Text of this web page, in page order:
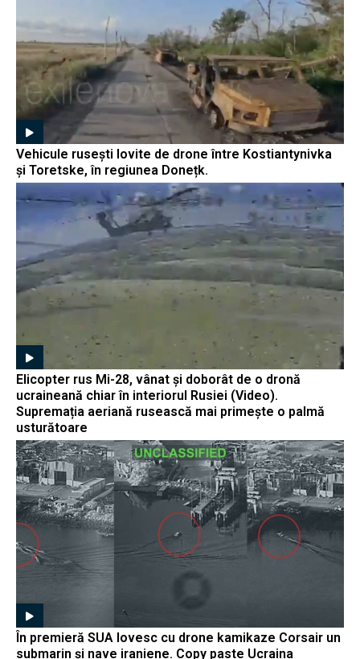
Vehicule rusești lovite de drone între Kostiantynivka
și Toretske, în regiunea Donețk.
Elicopter rus Mi-28, vânat și doborât de o dronă
ucraineană chiar în interiorul Rusiei (Video).
Supremația aeriană rusească mai primește o palmă
usturătoare
În premieră SUA lovesc cu drone kamikaze Corsair un
submarin și nave iraniene. Copy paste Ucraina